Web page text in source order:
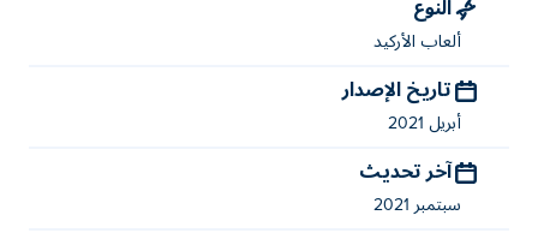
النوع
ألعاب الأركيد
تاريخ الإصدار
أبريل 2021
آخر تحديث
سبتمبر 2021